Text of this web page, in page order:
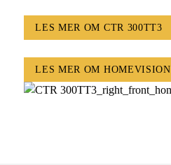
LES MER OM CTR 300TT3
LES MER OM HOMEVISION